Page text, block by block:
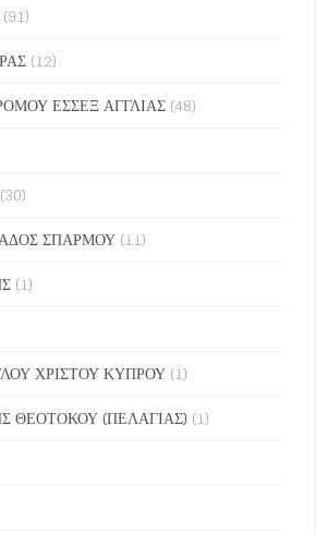
(91)
(12)
ΕΣΣΕΞ ΑΓΓΛΙΑΣ (48)
(30)
ΣΠΑΡΜΟΥ (11)
(1)
ΧΡΙΣΤΟΥ ΚΥΠΡΟΥ (1)
ΘΕΟΤΟΚΟΥ (ΠΕΛΑΓΙΑΣ) (1)